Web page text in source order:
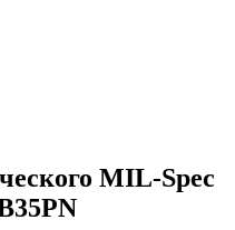
MIL-Spec